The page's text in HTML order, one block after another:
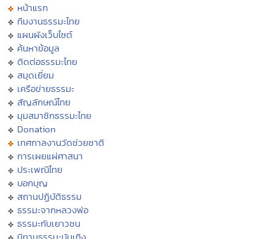
หน้าแรก
ทีมงานธรรมะไทย
แผนผังเว็บไซต์
ค้นหาข้อมูล
ติดต่อธรรมะไทย
สมุดเยี่ยม
เครือข่ายธรรมะ
สัญลักษณ์ไทย
มุมสมาชิกธรรมะไทย
Donation
เทศกาลงานวัดช่วยชาติ
การเผยแผ่ศาสนา
ประเพณีไทย
บอกบุญ
สถานปฏิบัติธรรม
ธรรมะจากหลวงพ่อ
ธรรมะกับเยาวชน